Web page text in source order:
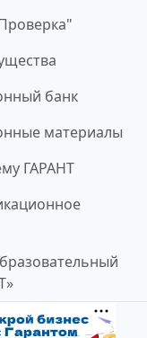
банк
материалы
ГАРАНТ